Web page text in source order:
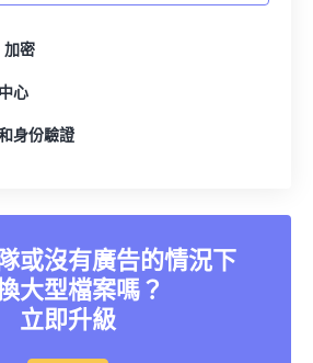
加密
心
身份驗證
或沒有廣告的情況下
大型檔案嗎？
立即升級